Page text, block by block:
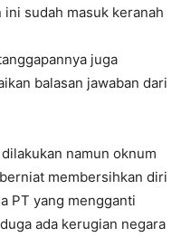
sudah masuk keranah
juga
balasan jawaban dari
namun oknum
membersihkan diri
PT yang mengganti
ada kerugian negara